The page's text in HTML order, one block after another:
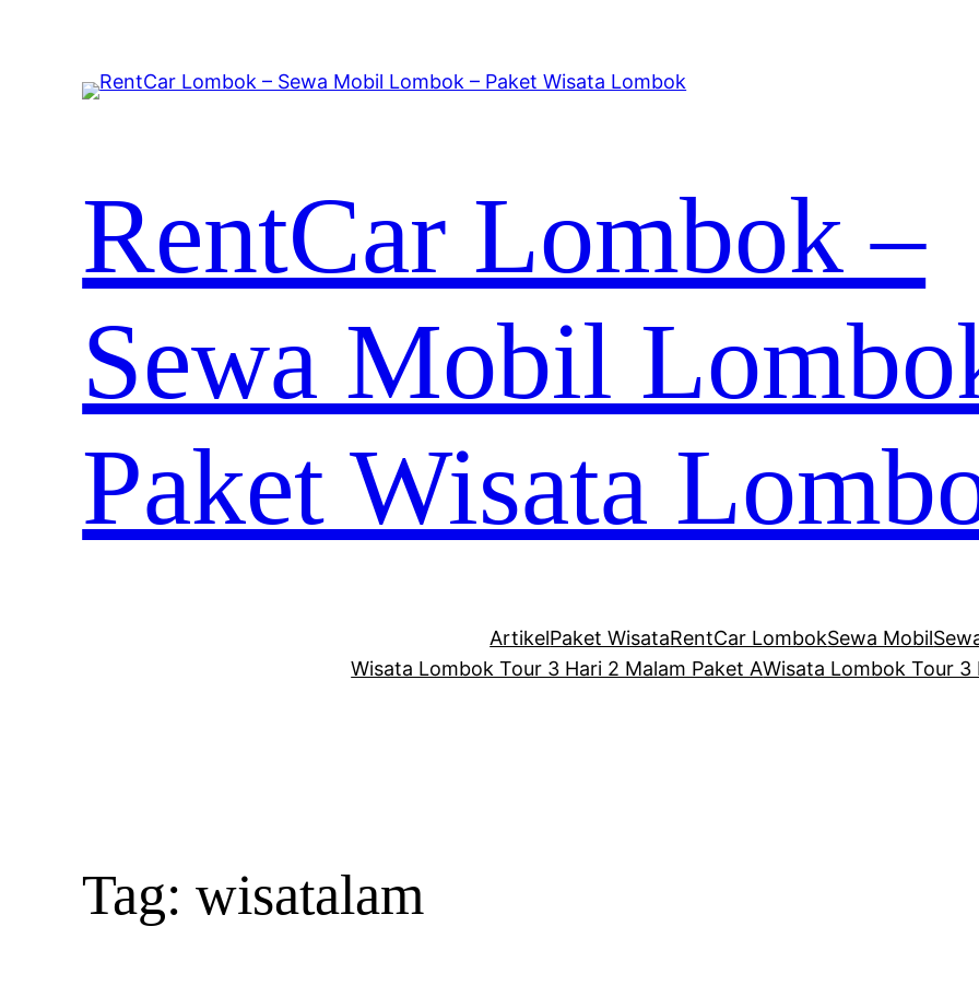
RentCar Lombok –
Sewa Mobil
Paket Wisata
ArtikelPaket WisataRentCar LombokSewa Mobil
Wisata Lombok Tour 3 Hari 2 Malam Paket AWisata Lombok Tour 3
Tag:wisatalam